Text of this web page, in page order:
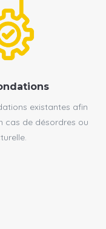
existantes afin
cas de désordres ou